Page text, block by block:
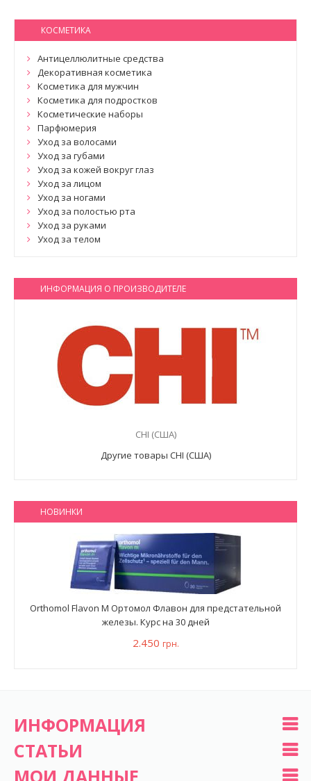
КОСМЕТИКА
Антицеллюлитные средства
Декоративная косметика
Косметика для мужчин
Косметика для подростков
Косметические наборы
Парфюмерия
Уход за волосами
Уход за губами
Уход за кожей вокруг глаз
Уход за лицом
Уход за ногами
Уход за полостью рта
Уход за руками
Уход за телом
ИНФОРМАЦИЯ О ПРОИЗВОДИТЕЛЕ
CHI (США)
Другие товары CHI (США)
НОВИНКИ
Orthomol Flavon M Ортомол Флавон для предстательной
железы. Курс на 30 дней
2.450 грн.
ИНФОРМАЦИЯ
СТАТЬИ
МОИ ДАННЫЕ